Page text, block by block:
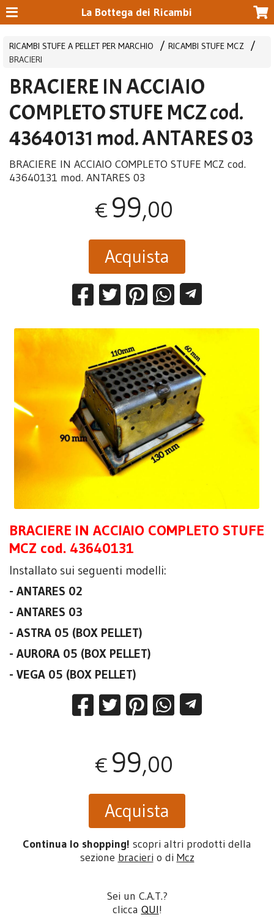
La Bottega dei Ricambi
RICAMBI STUFE A PELLET PER MARCHIO
RICAMBI STUFE MCZ
BRACIERI
BRACIERE IN ACCIAIO
COMPLETO STUFE MCZ cod.
43640131 mod. ANTARES 03
BRACIERE INACCIAIO COMPLETO STUFE MCZ cod.
43640131 mod.ANTARES 03
€99,00
Acquista
BRACIERE IN ACCIAIO COMPLETO STUFE
MCZ cod. 43640131
Installato sui seguenti modelli:
- ANTARES 02
- ANTARES 03
- ASTRA 05 (BOX PELLET)
- AURORA 05 (BOX PELLET)
- VEGA 05 (BOX PELLET)
€99,00
Acquista
Continua lo shopping! scopri altri prodotti della
sezione bracieri o di Mcz
Sei un C.A.T.?
clicca QUI!